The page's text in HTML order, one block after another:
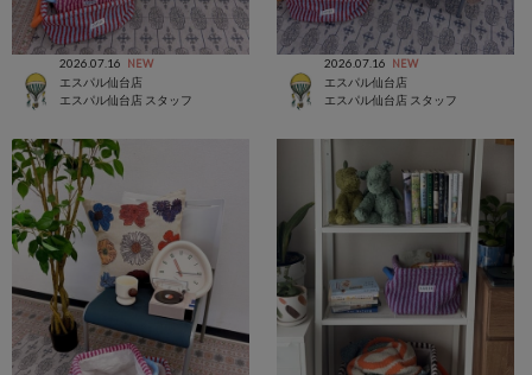
2026.07.16 NEW
エスパル仙台店
エスパル仙台店 スタッフ
2026.07.16 NEW
エスパル仙台店
エスパル仙台店 スタッフ